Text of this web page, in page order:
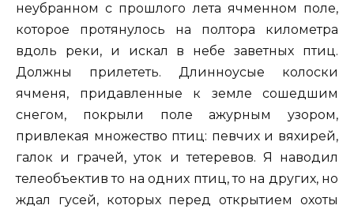
неубранном с прошлого лета ячменном поле,
которое протянулось на полтора километра
вдоль реки, и искал в небе заветных птиц.
Должны прилететь. Длинноусые колоски
ячменя, придавленные к земле сошедшим
снегом, покрыли поле ажурным узором,
привлекая множество птиц: певчих и вяхирей,
галок и грачей, уток и тетеревов. Я наводил
телеобъектив то на одних птиц, то на других, но
ждал гусей, которых перед открытием охоты